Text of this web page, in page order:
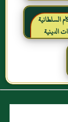
السلطانية
الدينية